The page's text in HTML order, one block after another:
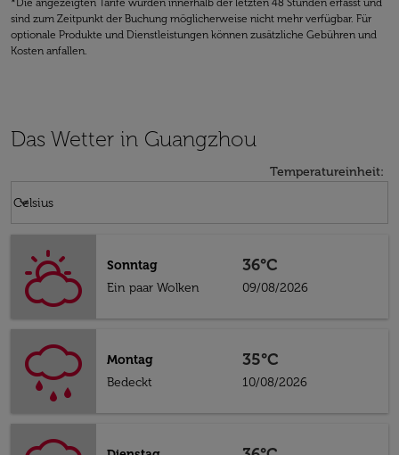
*Die angezeigten Tarife wurden innerhalb der letzten 48 Stunden erfasst und
sind zum Zeitpunkt der Buchung möglicherweise nicht mehr verfügbar. Für
optionale Produkte und Dienstleistungen können zusätzliche Gebühren und
Kosten anfallen.
Das Wetter in Guangzhou
Temperatureinheit:
Celsius
keyboard_arrow_down
Sonntag
Ein paar Wolken
36°C
09/08/2026
Montag
Bedeckt
35°C
10/08/2026